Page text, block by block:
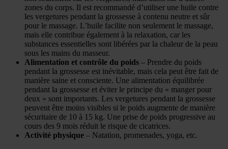
zones du corps. Il est recommandé d’utiliser une huile contre
les vergetures pendant la grossesse à contenu neutre et sûr
pour le massage. L’huile facilite non seulement le massage,
mais elle contribue également à la relaxation, car les
substances essentielles sont libérées par la chaleur de la peau
sous les mains du masseur.
Alimentation et contrôle du poids – Prendre du poids
pendant la grossesse est inévitable, mais cela peut être fait de
manière saine et consciente. Une alimentation équilibrée
pendant la grossesse et éviter le principe du « manger pour
deux » sont importants. Les vergetures pendant la grossesse
peuvent être moins visibles si le poids augmente de manière
sécuritaire de 10 à 15 kg. Une prise de poids progressive au
cours des 9 mois réduit le risque de cicatrices.
Activité physique – Natation, promenades, yoga, etc.